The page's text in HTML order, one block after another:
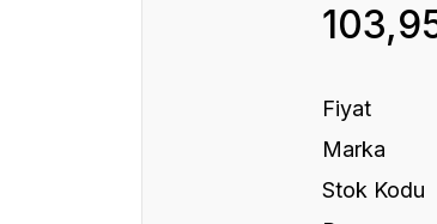
Fiyat
Marka
Stok Kodu